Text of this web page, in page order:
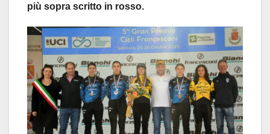
più sopra scritto in rosso.